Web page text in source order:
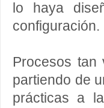
lo haya
configuración.
Procesos tan
partiendo de
prácticas a